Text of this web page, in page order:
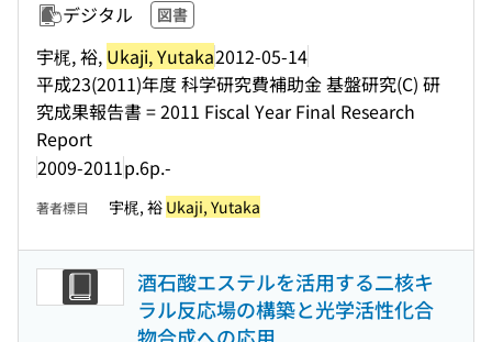
デジタル 図書
宇梶, 裕, Ukaji, Yutaka2012-05-14
平成23(2011)年度 科学研究費補助金 基盤研究(C) 研
究成果報告書 = 2011 Fiscal Year Final Research
Report
2009-2011p.6p.-
著者標目 宇梶, 裕 Ukaji, Yutaka
酒石酸エステルを活用する二核キ
ラル反応場の構築と光学活性化合